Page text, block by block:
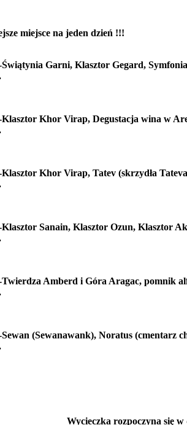
miejsce na jeden dzień !!!
Świątynia Garni, Klasztor Gegard,
Klasztor Khor Virap, Degustacja wina w
Klasztor Khor Virap, Tatev (skrzydła
Klasztor Sanain, Klasztor Ozun, Klasztor
Twierdza Amberd i Góra Aragac, pomnik
Sewan (Sewanawank), Noratus
Wycieczka rozpoczyna się